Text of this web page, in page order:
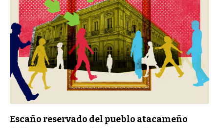
Escaño reservado del pueblo atacameño